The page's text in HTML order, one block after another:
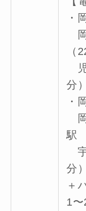
・
岡
（
児
分
・
岡
駅
宇
分
＋
1〜